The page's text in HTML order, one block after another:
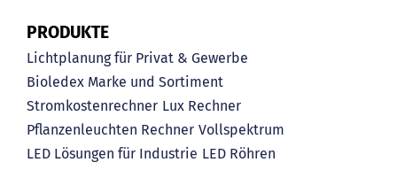
PRODUKTE
Lichtplanung für Privat & Gewerbe
Bioledex Marke und Sortiment
Stromkostenrechner Lux Rechner
Pflanzenleuchten Rechner Vollspektrum
LED Lösungen für Industrie LED Röhren